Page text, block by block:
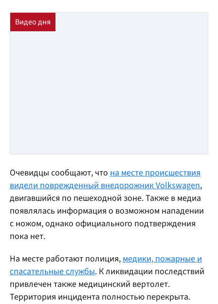
Очевидцы сообщают, что на месте происшествия
видели поврежденный внедорожник Volkswagen,
двигавшийся по пешеходной зоне. Также в медиа
появлялась информация о возможном нападении
с ножом, однако официального подтверждения
пока нет.
На месте работают полиция,медики, пожарные и
спасательные службы. К ликвидации последствий
привлечен также медицинский вертолет.
Территория инцидента полностью перекрыта.